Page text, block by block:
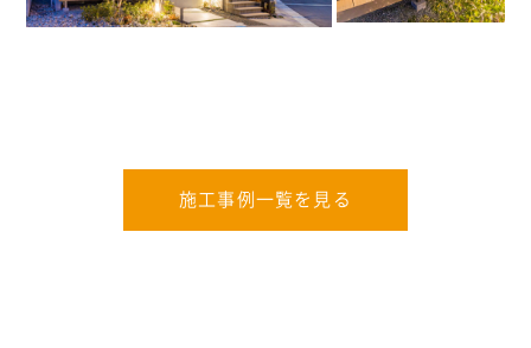
施工事例一覧を見る